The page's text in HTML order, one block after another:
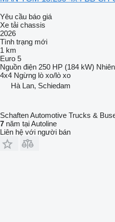
Yêu cầu báo giá
Xe tải chassis
2026
Tình trạng mới
1 km
Euro 5
Nguồn điện 250 HP (184 kW)
4x4 Ngừng lò xo/lò xo
Hà Lan, Schiedam
Schaften Automotive Trucks &
7 năm tại Autoline
Liên hệ với người bán